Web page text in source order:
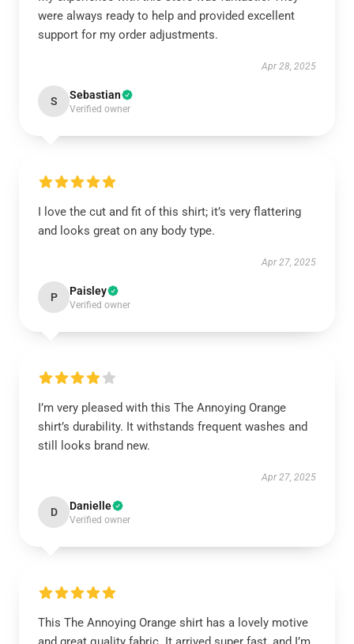
were always ready to help and provided excellent
support for my order adjustments.
Apr 28, 2025
S Sebastian
Verified owner
I love the cut and fit of this shirt; it’s very flattering
and looks great on any body type.
Apr 27, 2025
P Paisley
Verified owner
I’m very pleased with this The Annoying Orange
shirt’s durability. It withstands frequent washes and
still looks brand new.
Apr 27, 2025
D Danielle
Verified owner
This The Annoying Orange shirt has a lovely motive